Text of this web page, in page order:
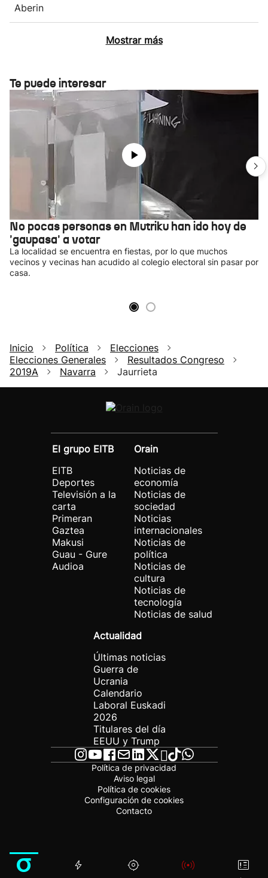
Aberin
Mostrar más
Te puede interesar
No pocas personas en Mutriku han ido hoy de
'gaupasa' a votar
La localidad se encuentra en fiestas, por lo que muchos
vecinos y vecinas han acudido al colegio electoral sin pasar por
casa.
Inicio Política
Elecciones
Elecciones Generales
Resultados Congreso
2019A
Navarra Jaurrieta
El grupo EITB
EITB
Deportes
Televisión a la
carta
Primeran
Gaztea
Makusi
Guau - Gure
Audioa
Orain
Noticias de
economía
Noticias de
sociedad
Noticias
internacionales
Noticias de
política
Noticias de
cultura
Noticias de
tecnología
Noticias de salud
Actualidad
Últimas noticias
Guerra de
Ucrania
Calendario
Laboral Euskadi
2026
Titulares del día
EEUU y Trump
Política de privacidad
Aviso legal
Política de cookies
Configuración de cookies
Contacto